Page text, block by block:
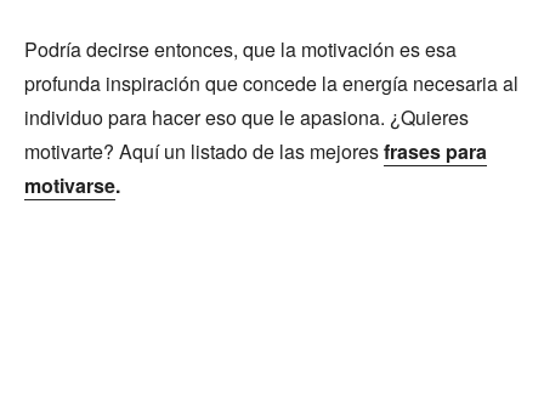
Podría decirse entonces, que la motivación es esa
profunda inspiración que concede la energía necesaria al
individuo para hacer eso que le apasiona. ¿Quieres
motivarte? Aquí un listado de las mejoresfrases para
motivarse.